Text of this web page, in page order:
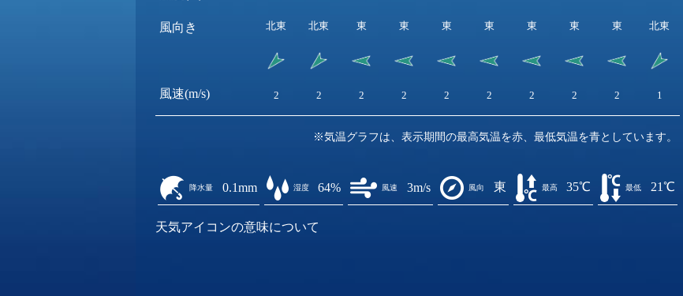
風向き
風速(m/s)
北東 北東 東 東 東 東 東 東 東 北東
2 2 2 2 2 2 2 2 2 1
※気温グラフは、表示期間の最高気温を赤、最低気温を青としています。
降水量 0.1mm 湿度 64% 風速 3m/s 風向 東 最高 35℃ 最低 21℃
天気アイコンの意味について